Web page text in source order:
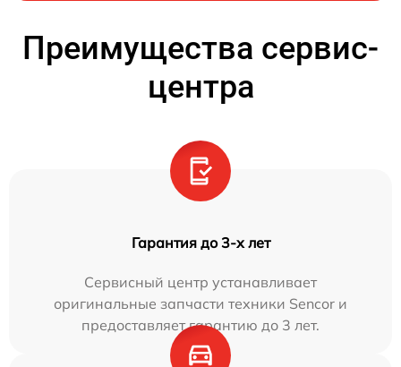
Преимущества сервис-
центра
Гарантия до 3-х лет
Сервисный центр устанавливает
оригинальные запчасти техники Sencor и
предоставляет гарантию до 3 лет.